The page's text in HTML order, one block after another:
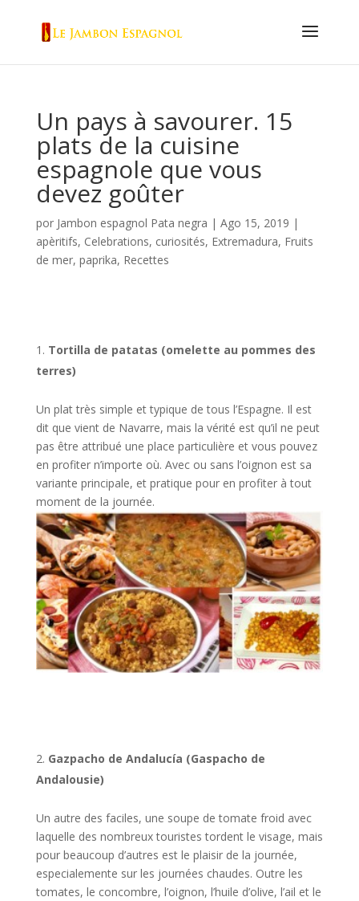
Un pays à savourer. 15
plats de la cuisine
espagnole que vous
devez goûter
por Jambon espagnol Pata negra | Ago 15, 2019 |
apèritifs, Celebrations, curiosités, Extremadura, Fruits
de mer, paprika, Recettes
Tortilla de patatas (omelette au pommes des
terres)
Un plat très simple et typique de tous l’Espagne. Il est
dit que vient de Navarre, mais la vérité est qu’il ne peut
pas être attribué une place particulière et vous pouvez
en profiter n’importe où. Avec ou sans l’oignon est sa
variante principale, et pratique pour en profiter à tout
moment de la journée.
Gazpacho de Andalucía (Gaspacho de
Andalousie)
Un autre des faciles, une soupe de tomate froid avec
laquelle des nombreux touristes tordent le visage, mais
pour beaucoup d’autres est le plaisir de la journée,
especialemente sur les journées chaudes. Outre les
tomates, le concombre, l’oignon, l’huile d’olive, l’ail et le